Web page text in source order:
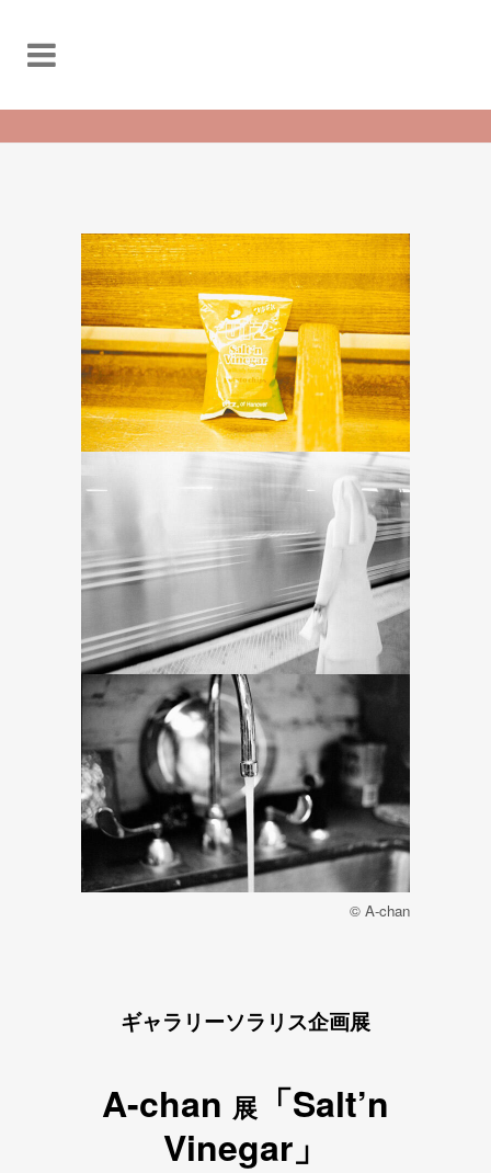
© A-chan
ギャラリーソラリス企画展
A-chan 展
「Salt’n
Vinegar」